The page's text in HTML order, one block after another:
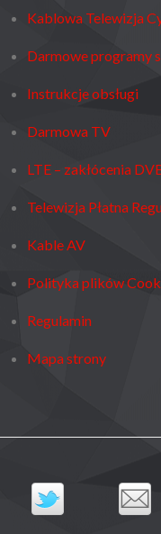
Kablowa Telewizja
Darmowe programy
Instrukcje obsługi
Darmowa TV
LTE – zakłócenia
Telewizja Płatna
Kable AV
Polityka plików
Regulamin
Mapa strony